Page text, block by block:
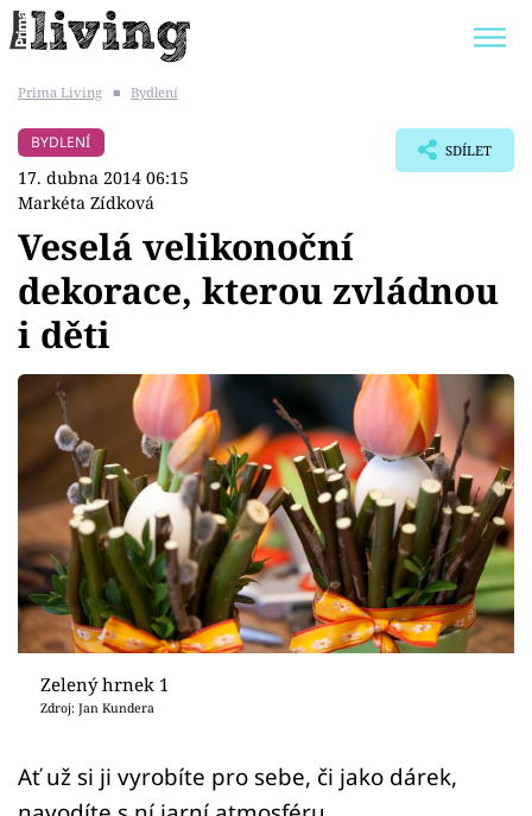
BYDLENÍ SLAVNÝCH
Témata
Bydlení
Zahrada
Design
Sledujte prima+
Přihlášení
Sledujte nás
Prima Living ■ Bydlení
BYDLENÍ
17. dubna 2014 06:15
Markéta Zídková
SDÍLET
Veselá velikonoční
dekorace, kterou zvládnou
i děti
Zelený hrnek 1
Zdroj: Jan Kundera
Ať už si ji vyrobíte pro sebe, či jako dárek,